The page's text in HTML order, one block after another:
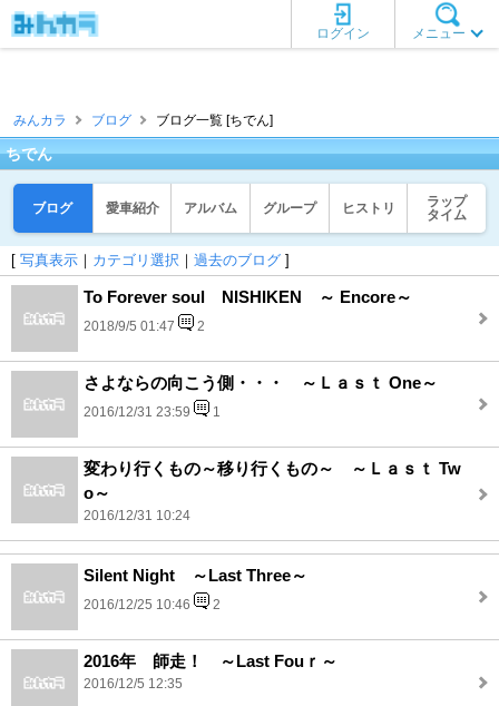
メニュー
ログイン
みんカラ ブログ ブログ一覧 [ちでん]
ちでん
ブログ 愛車紹介 アルバム グループ ヒストリ
ラップ
タイム
[ 写真表示 ｜ カテゴリ選択 ｜ 過去のブログ ]
To Forever soul NISHIKEN ～ Encore～
2018/9/5 01:47 2
さよならの向こう側・・・ ～Ｌａｓｔ One～
2016/12/31 23:59 1
変わり行くもの～移り行くもの～ ～Ｌａｓｔ Tw
o～
2016/12/31 10:24
Silent Night ～Last Three～
2016/12/25 10:46 2
2016年 師走！ ～Last Fouｒ～
2016/12/5 12:35